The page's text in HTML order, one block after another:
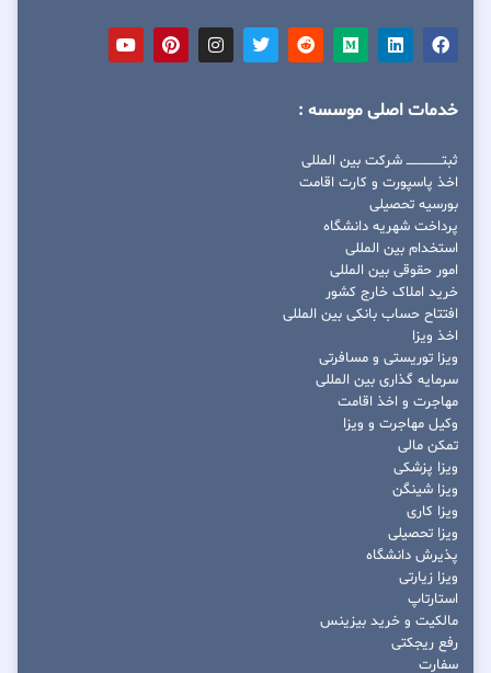
خدمات اصلی موسسه :
ثبتــــــــــــــــ شرکت بین المللی
اخذ پاسپورت و کارت اقامت
بورسیه تحصیلی
پرداخت شهریه دانشگاه
استخدام بین المللی
امور حقوقی بین المللی
خرید املاک خارج کشور
افتتاح حساب بانکی بین المللی
اخذ ویزا
ویزا توریستی و مسافرتی
سرمایه گذاری بین المللی
مهاجرت و اخذ اقامت
وکیل مهاجرت و ویزا
تمکن مالی
ویزا پزشکی
ویزا شینگن
ویزا کاری
ویزا تحصیلی
پذیرش دانشگاه
ویزا زیارتی
استارتاپ
مالکیت و خرید بیزینس
رفع ریجکتی
سفارت